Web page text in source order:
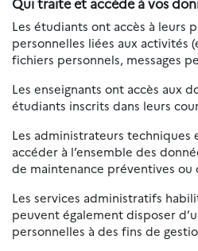
Les étudiants ont accès à leurs
personnelles liées aux activités
fichiers personnels, messages
Les enseignants ont accès aux
étudiants inscrits dans leurs
Les administrateurs
accéder à l’ensemble des
de maintenance préventives ou
Les services administratifs
peuvent également disposer
personnelles à des fins de